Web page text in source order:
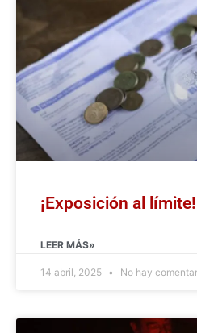
¡Exposición al límite!
LEER MÁS»
14 abril, 2025 No hay